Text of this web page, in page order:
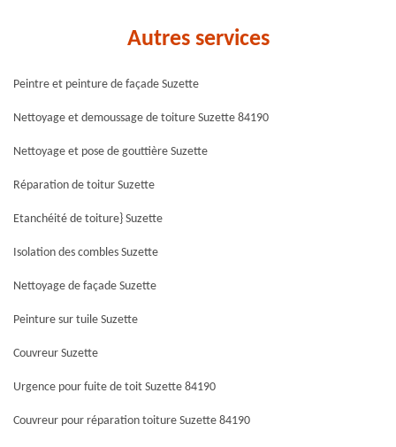
Autres services
Peintre et peinture de façade Suzette
Nettoyage et demoussage de toiture Suzette 84190
Nettoyage et pose de gouttière Suzette
Réparation de toitur Suzette
Etanchéité de toiture} Suzette
Isolation des combles Suzette
Nettoyage de façade Suzette
Peinture sur tuile Suzette
Couvreur Suzette
Urgence pour fuite de toit Suzette 84190
Couvreur pour réparation toiture Suzette 84190